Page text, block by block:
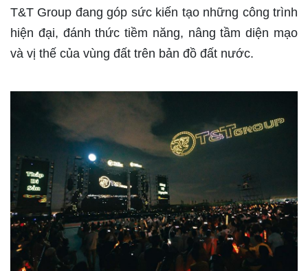
T&T Group đang góp sức kiến tạo những công trình
hiện đại, đánh thức tiềm năng, nâng tầm diện mạo
và vị thế của vùng đất trên bản đồ đất nước.